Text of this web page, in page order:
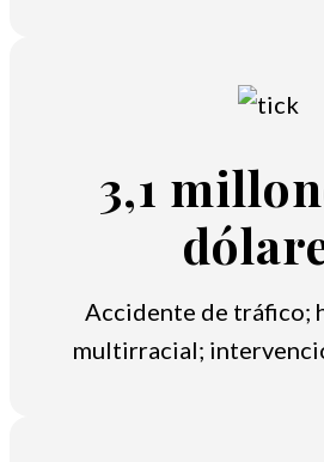
3,1
Accidente de tráfico;
multirracial;